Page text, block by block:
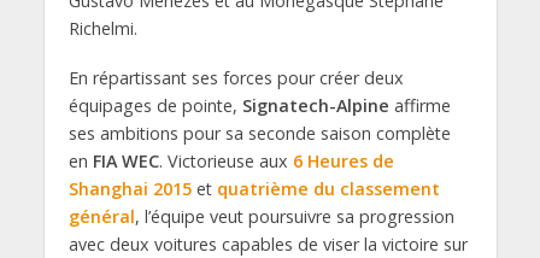
Richelmi.
En répartissant ses forces pour créer deux
équipages de pointe, Signatech-Alpine affirme
ses ambitions pour sa seconde saison complète
en FIA WEC. Victorieuse aux 6 Heures de
Shanghai 2015et quatrième du classement
général, l’équipe veut poursuivre sa progression
avec deux voitures capables de viser la victoire sur